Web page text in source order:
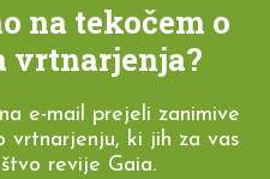
na tekočem o
vrtnarjenja?
e-mail prejeli zanimive
vrtnarjenju, ki jih za vas
revije Gaia.